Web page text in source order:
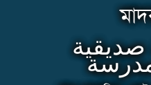
صديقية